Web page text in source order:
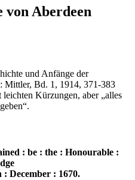
von Aberdeen
und Anfänge der
Mittler, Bd. 1, 1914, 371-383
Kürzungen, aber „alles
: be : the : Honourable :
December : 1670.